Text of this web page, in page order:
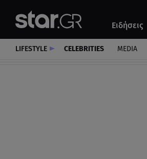
Ειδήσεις
Αυτοκίνητο
LIFESTYLE CELEBRITIES MEDIA